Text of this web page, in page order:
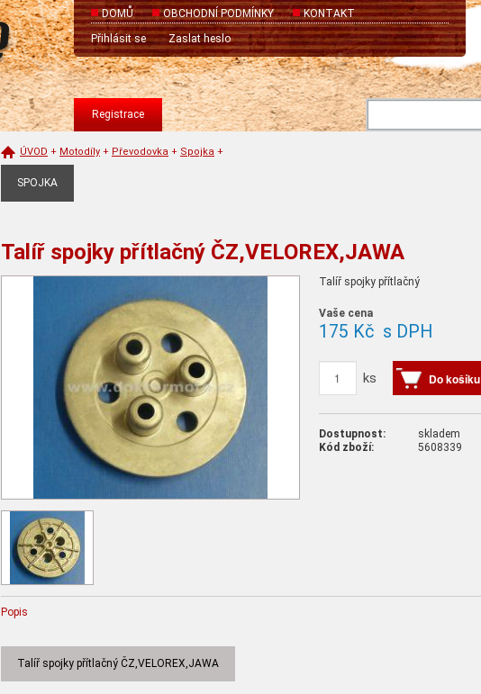
DOMŮ OBCHODNÍ PODMÍNKY
KONTAKT
Přihlásit se
Zaslat heslo
Registrace
ÚVOD + Motodíly + Převodovka + Spojka +
SPOJKA
Talíř spojky přítlačný ČZ,VELOREX,JAWA
Talíř spojky přítlačný
Vaše cena
175 Kč s DPH
ks Do košíku
Dostupnost:
skladem
Kód zboží:
5608339
Popis
Talíř spojky přítlačný ČZ,VELOREX,JAWA